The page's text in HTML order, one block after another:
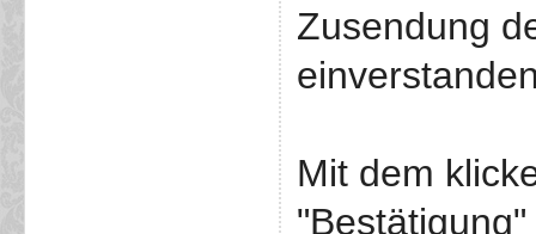
Zusendung
Mit dem